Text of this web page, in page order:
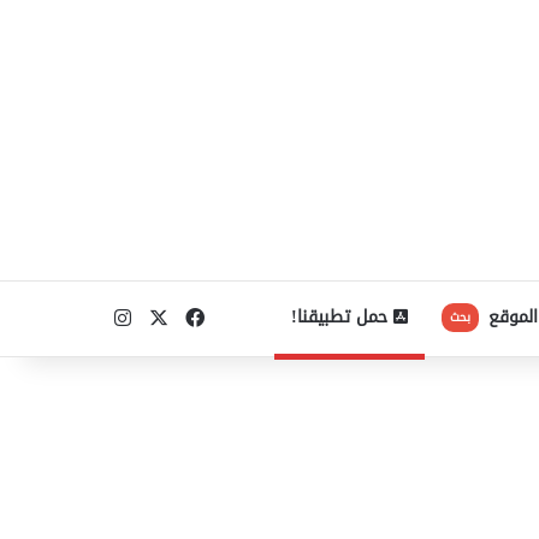
بحث حمل تطبيقنا! فيسبوكانستقرام